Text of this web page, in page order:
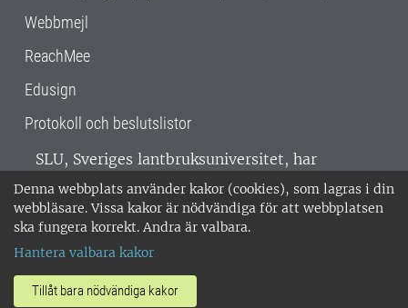
Denna webbplats använder kakor (cookies), som lagras i din
webbläsare. Vissa kakor är nödvändiga för att webbplatsen
ska fungera korrekt. Andra är valbara.
Hantera valbara kakor
Tillåt bara nödvändiga kakor
Webbmejl
ReachMee
Edusign
Protokoll och beslutslistor
SLU, Sveriges lantbruksuniversitet, har
verksamhet över hela Sverige. Huvudorter är
Alnarp, Uppsala och Umeå.SLU är
miljöcertifierat enligt ISO 14001. •
018-67 10 00 • Org nr: 202100-2817 •
Om SLU:s webbplatser